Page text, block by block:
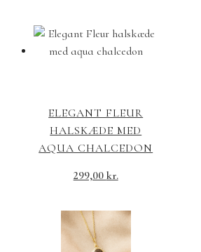
ELEGANT FLEUR
HALSKÆDE MED
AQUA CHALCEDON
299,00 kr.